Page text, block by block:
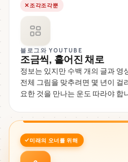
조각조각뿐
블로그와 YOUTUBE
조금씩, 흩어진 채로
정보는 있지만 수백 개의 글과 영
전체 그림을 맞추려면 몇 년이 걸
요한 것을 만나는 운도 따라야 합
미래의 오너를 위해